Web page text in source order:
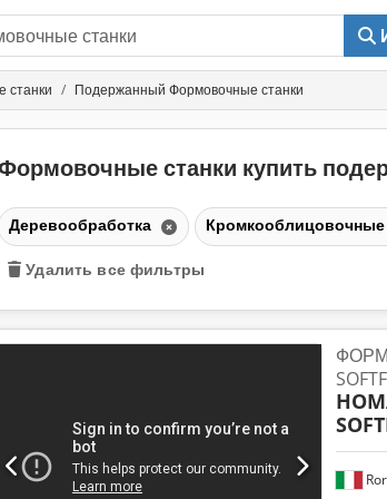
станки Подержанный Формовочные станки
станки купить
Деревообработка Кромкооблицовочные
Удалить все фильтры